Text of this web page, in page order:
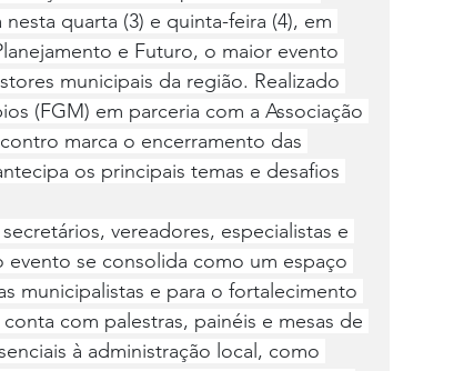
quarta (3) e quinta-feira (4), em
e Futuro, o maior evento
municipais da região. Realizado
(FGM) em parceria com a Associação
marca o encerramento das
os principais temas e desafios
vereadores, especialistas e
se consolida como um espaço
municipalistas e para o fortalecimento
com palestras, painéis e mesas de
à administração local, como